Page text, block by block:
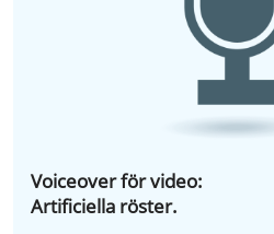
Voiceover för video:
Artificiella röster.